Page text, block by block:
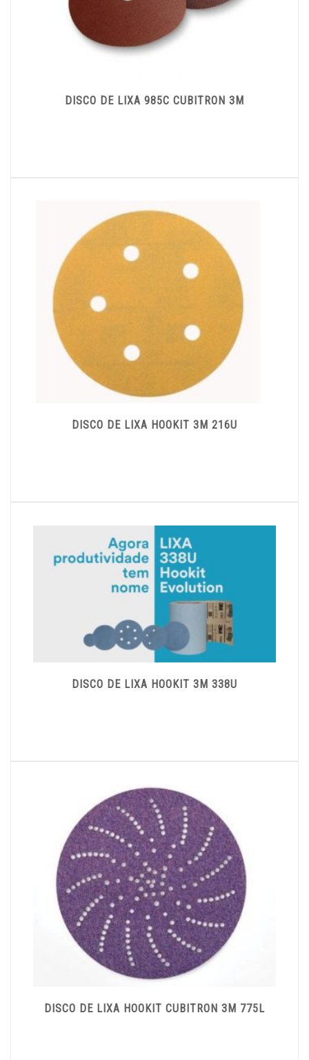
DISCO DE LIXA 985C CUBITRON 3M
DISCO DE LIXA HOOKIT 3M 216U
DISCO DE LIXA HOOKIT 3M 338U
DISCO DE LIXA HOOKIT CUBITRON 3M 775L